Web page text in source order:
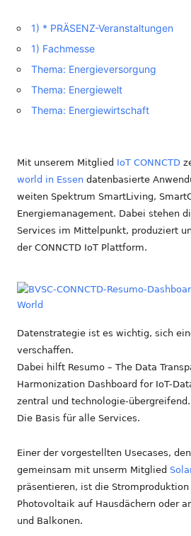
1) * PRÄSENZ-Veranstaltungen
1) Fachmesse
Thema: Energieversorgung
Thema: Energiewelt
Thema: Energiewirtschaft
Mit unserem Mitglied IoT CONNCTD
world in Essen datenbasierte
weiten Spektrum SmartLiving,
Energiemanagement. Dabei stehen
Services im Mittelpunkt, produziert
der CONNCTD IoT Plattform.
Datenstrategie ist es wichtig, sich
verschaffen.
Dabei hilft Resumo – The Data
Harmonization Dashboard for IoT-
zentral und technologie-übergreifend.
Die Basis für alle Services.
Einer der vorgestellten Usecases,
gemeinsam mit unserm Mitglied
präsentieren, ist die
Photovoltaik auf Hausdächern oder
und Balkonen.